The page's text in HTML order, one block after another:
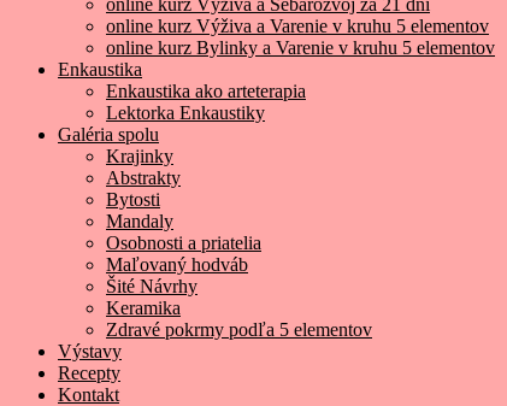
online kurz Výživa a Sebarozvoj za 21 dní
online kurz Výživa a Varenie v kruhu 5 elementov
online kurz Bylinky a Varenie v kruhu 5 elementov
Enkaustika
Enkaustika ako arteterapia
Lektorka Enkaustiky
Galéria spolu
Krajinky
Abstrakty
Bytosti
Mandaly
Osobnosti a priatelia
Maľovaný hodváb
Šité Návrhy
Keramika
Zdravé pokrmy podľa 5 elementov
Výstavy
Recepty
Kontakt